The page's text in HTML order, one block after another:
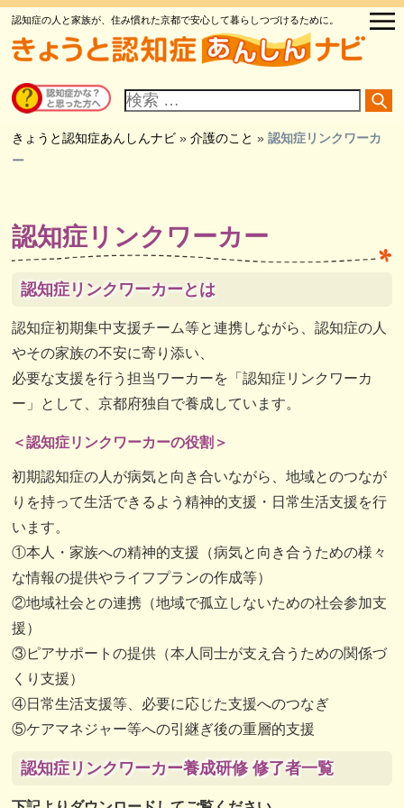
認知症の人と家族が、住み慣れた京都で安心して暮らしつづけるために。
イ
ト
検
索
きょうと認知症あんしんナビ »介護のこと »認知症リンクワーカ
ー
認知症リンクワーカー
認知症リンクワーカーとは
認知症初期集中支援チーム等と連携しながら、認知症の人
やその家族の不安に寄り添い、
必要な支援を行う担当ワーカーを「認知症リンクワーカ
ー」として、京都府独自で養成しています。
＜認知症リンクワーカーの役割＞
初期認知症の人が病気と向き合いながら、地域とのつなが
りを持って生活できるよう精神的支援・日常生活支援を行
います。
①本人・家族への精神的支援（病気と向き合うための様々
な情報の提供やライフプランの作成等）
②地域社会との連携（地域で孤立しないための社会参加支
援）
③ピアサポートの提供（本人同士が支え合うための関係づ
くり支援）
④日常生活支援等、必要に応じた支援へのつなぎ
⑤ケアマネジャー等への引継ぎ後の重層的支援
認知症リンクワーカー養成研修 修了者一覧